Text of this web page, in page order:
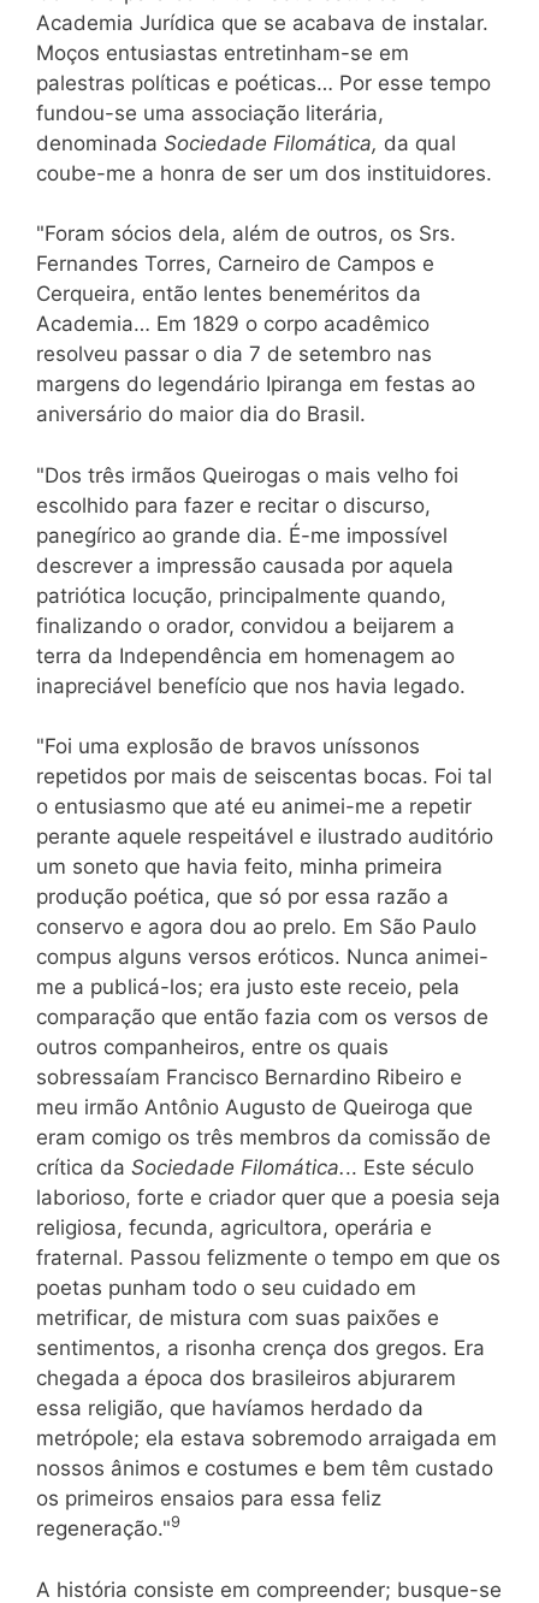
Academia Jurídica que se acabava de instalar.
Moços entusiastas entretinham-se em
palestras políticas e poéticas… Por esse tempo
fundou-se uma associação literária,
denominada Sociedade Filomática, da qual
coube-me a honra de ser um dos instituidores.
"Foram sócios dela, além de outros, os Srs.
Fernandes Torres, Carneiro de Campos e
Cerqueira, então lentes beneméritos da
Academia… Em 1829 o corpo acadêmico
resolveu passar o dia 7 de setembro nas
margens do legendário Ipiranga em festas ao
aniversário do maior dia do Brasil.
"Dos três irmãos Queirogas o mais velho foi
escolhido para fazer e recitar o discurso,
panegírico ao grande dia. É-me impossível
descrever a impressão causada por aquela
patriótica locução, principalmente quando,
finalizando o orador, convidou a beijarem a
terra da Independência em homenagem ao
inapreciável benefício que nos havia legado.
"Foi uma explosão de bravos uníssonos
repetidos por mais de seiscentas bocas. Foi tal
o entusiasmo que até eu animei-me a repetir
perante aquele respeitável e ilustrado auditório
um soneto que havia feito, minha primeira
produção poética, que só por essa razão a
conservo e agora dou ao prelo. Em São Paulo
compus alguns versos eróticos. Nunca animei-
me a publicá-los; era justo este receio, pela
comparação que então fazia com os versos de
outros companheiros, entre os quais
sobressaíam Francisco Bernardino Ribeiro e
meu irmão Antônio Augusto de Queiroga que
eram comigo os três membros da comissão de
crítica da Sociedade Filomática... Este século
laborioso, forte e criador quer que a poesia seja
religiosa, fecunda, agricultora, operária e
fraternal. Passou felizmente o tempo em que os
poetas punham todo o seu cuidado em
metrificar, de mistura com suas paixões e
sentimentos, a risonha crença dos gregos. Era
chegada a época dos brasileiros abjurarem
essa religião, que havíamos herdado da
metrópole; ela estava sobremodo arraigada em
nossos ânimos e costumes e bem têm custado
os primeiros ensaios para essa feliz
regeneração."9
A história consiste em compreender; busque-se